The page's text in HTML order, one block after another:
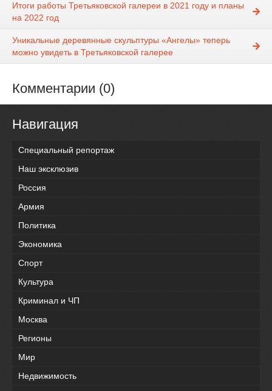
Итоги работы Третьяковской галереи в 2021 году и планы
на 2022 год
Уникальные деревянные скульптуры «Ангелы» теперь
можно увидеть в Третьяковской галерее
Комментарии (0)
Навигация
Специальный репортаж
Наш эксклюзив
Россия
Армия
Политика
Экономика
Спорт
Культура
Криминал и ЧП
Москва
Регионы
Мир
Недвижимость